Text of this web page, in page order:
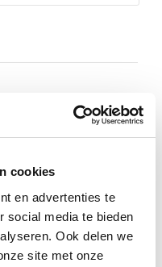
cookies
en advertenties te
social media te bieden
Ook delen we
site met onze
Deken Om Te Zien
Paard voelt echt
waarbij deken
Sowieso loopt hij